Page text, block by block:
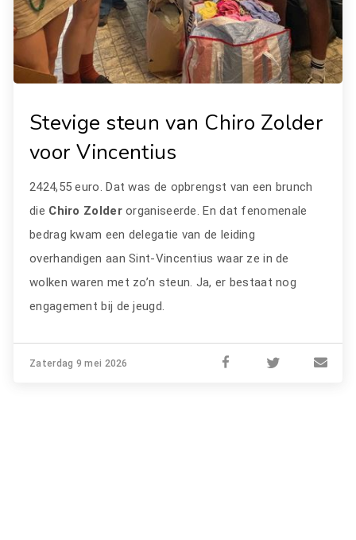
Stevige steun van Chiro Zolder
voor Vincentius
2424,55 euro. Dat was de opbrengst van een brunch
die Chiro Zolderorganiseerde. En dat fenomenale
bedrag kwam een delegatie van de leiding
overhandigen aan Sint-Vincentius waar ze in de
wolken waren met zo’n steun. Ja, er bestaat nog
engagement bij de jeugd.
Zaterdag 9 mei 2026